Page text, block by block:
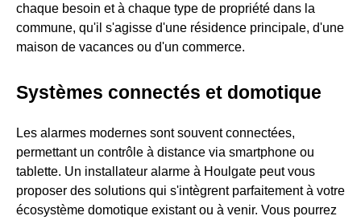
chaque besoin et à chaque type de propriété dans la
commune, qu'il s'agisse d'une résidence principale, d'une
maison de vacances ou d'un commerce.
Systèmes connectés et domotique
Les alarmes modernes sont souvent connectées,
permettant un contrôle à distance via smartphone ou
tablette. Un installateur alarme à Houlgate peut vous
proposer des solutions qui s'intègrent parfaitement à votre
écosystème domotique existant ou à venir. Vous pourrez